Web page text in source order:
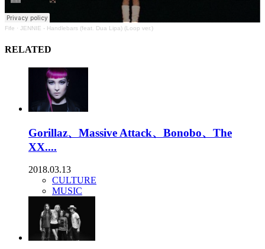
Fife · JENNIE - Handlebars (feat. Dua Lipa) (Loop ver.)
RELATED
Gorillaz、Massive Attack、Bonobo、The
XX....
2018.03.13
CULTURE
MUSIC